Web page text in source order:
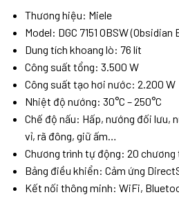
Thương hiệu: Miele
Model: DGC 7151 OBSW (Obsidian
Dung tích khoang lò: 76 lít
Công suất tổng: 3.500 W
Công suất tạo hơi nước: 2.200 W
Nhiệt độ nướng: 30°C – 250°C
Chế độ nấu: Hấp, nướng đối lưu,
vỉ, rã đông, giữ ấm…
Chương trình tự động: 20 chương
Bảng điều khiển: Cảm ứng
Kết nối thông minh: WiFi,